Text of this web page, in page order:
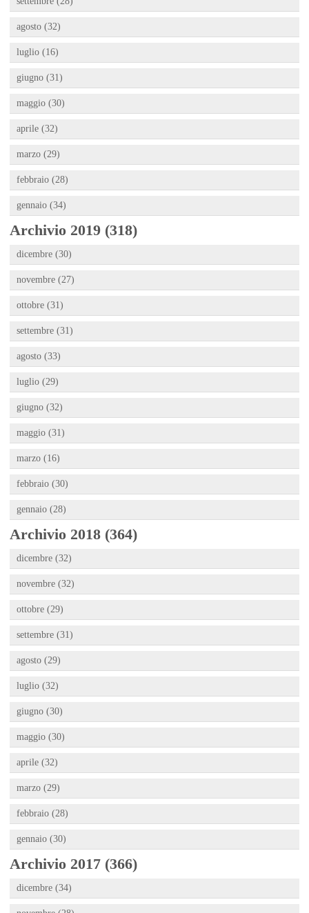
agosto (32)
luglio (16)
giugno (31)
maggio (30)
aprile (32)
marzo (29)
febbraio (28)
gennaio (34)
Archivio 2019 (318)
dicembre (30)
novembre (27)
ottobre (31)
settembre (31)
agosto (33)
luglio (29)
giugno (32)
maggio (31)
marzo (16)
febbraio (30)
gennaio (28)
Archivio 2018 (364)
dicembre (32)
novembre (32)
ottobre (29)
settembre (31)
agosto (29)
luglio (32)
giugno (30)
maggio (30)
aprile (32)
marzo (29)
febbraio (28)
gennaio (30)
Archivio 2017 (366)
dicembre (34)